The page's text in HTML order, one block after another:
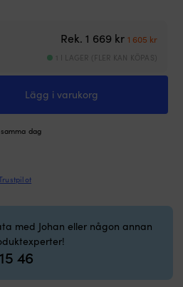
Rek. 1 669 krDet
1 605 krDet
1 I LAGER (FLER KAN KÖPAS)
Lägg i varukorg
dag
med Johan eller någon annan
46